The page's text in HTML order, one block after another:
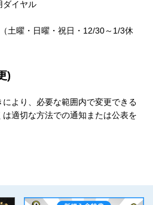
イヤル
土曜・日曜・祝日・12/30～1/3休
)
より、必要な範囲内で変更できる
適切な方法での通知または公表を